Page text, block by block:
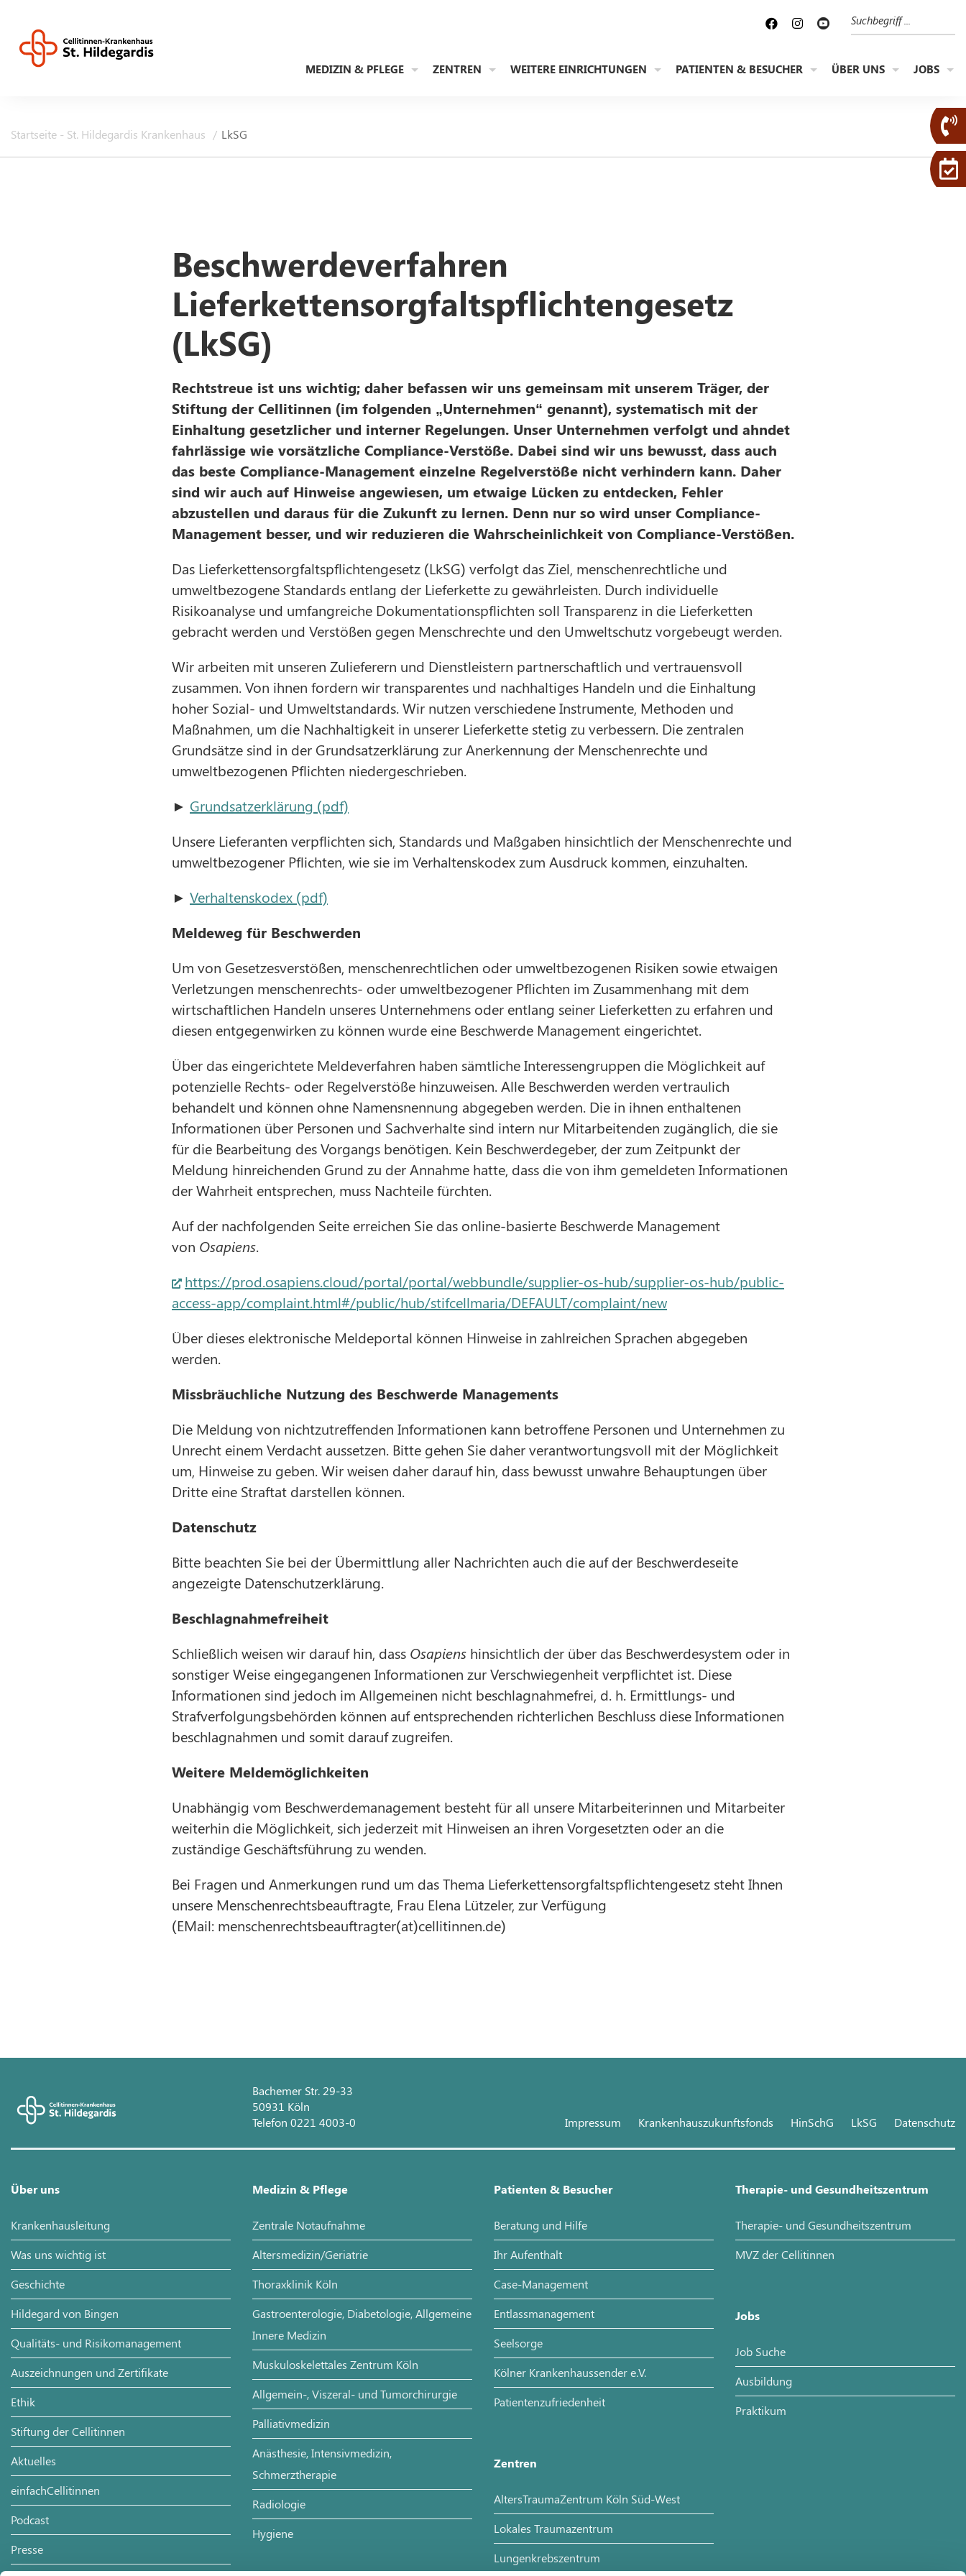
Suche
MEDIZIN & PFLEGE ZENTREN WEITERE EINRICHTUNGEN PATIENTEN & BESUCHER ÜBER UNS JOBS
Startseite - St. Hildegardis Krankenhaus LkSG
Beschwerdeverfahren
Lieferkettensorgfaltspflichtengesetz
(LkSG)
Rechtstreue ist uns wichtig; daher befassen wir uns gemeinsam mit unserem Träger, der
Stiftung der Cellitinnen (im folgenden „Unternehmen“ genannt), systematisch mit der
Einhaltung gesetzlicher und interner Regelungen. Unser Unternehmen verfolgt und ahndet
fahrlässige wie vorsätzliche Compliance-Verstöße. Dabei sind wir uns bewusst, dass auch
das beste Compliance-Management einzelne Regelverstöße nicht verhindern kann. Daher
sind wir auch auf Hinweise angewiesen, um etwaige Lücken zu entdecken, Fehler
abzustellen und daraus für die Zukunft zu lernen. Denn nur so wird unser Compliance-
Management besser, und wir reduzieren die Wahrscheinlichkeit von Compliance-Verstößen.
Das Lieferkettensorgfaltspflichtengesetz (LkSG) verfolgt das Ziel, menschenrechtliche und
umweltbezogene Standards entlang der Lieferkette zu gewährleisten. Durch individuelle
Risikoanalyse und umfangreiche Dokumentationspflichten soll Transparenz in die Lieferketten
gebracht werden und Verstößen gegen Menschrechte und den Umweltschutz vorgebeugt werden.
Wir arbeiten mit unseren Zulieferern und Dienstleistern partnerschaftlich und vertrauensvoll
zusammen. Von ihnen fordern wir transparentes und nachhaltiges Handeln und die Einhaltung
hoher Sozial- und Umweltstandards. Wir nutzen verschiedene Instrumente, Methoden und
Maßnahmen, um die Nachhaltigkeit in unserer Lieferkette stetig zu verbessern. Die zentralen
Grundsätze sind in der Grundsatzerklärung zur Anerkennung der Menschenrechte und
umweltbezogenen Pflichten niedergeschrieben.
► Grundsatzerklärung (pdf)
Unsere Lieferanten verpflichten sich, Standards und Maßgaben hinsichtlich der Menschenrechte und
umweltbezogener Pflichten, wie sie im Verhaltenskodex zum Ausdruck kommen, einzuhalten.
► Verhaltenskodex (pdf)
Meldeweg für Beschwerden
Um von Gesetzesverstößen, menschenrechtlichen oder umweltbezogenen Risiken sowie etwaigen
Verletzungen menschenrechts- oder umweltbezogener Pflichten im Zusammenhang mit dem
wirtschaftlichen Handeln unseres Unternehmens oder entlang seiner Lieferketten zu erfahren und
diesen entgegenwirken zu können wurde eine Beschwerde Management eingerichtet.
Über das eingerichtete Meldeverfahren haben sämtliche Interessengruppen die Möglichkeit auf
potenzielle Rechts- oder Regelverstöße hinzuweisen. Alle Beschwerden werden vertraulich
behandelt und können ohne Namensnennung abgegeben werden. Die in ihnen enthaltenen
Informationen über Personen und Sachverhalte sind intern nur Mitarbeitenden zugänglich, die sie
für die Bearbeitung des Vorgangs benötigen. Kein Beschwerdegeber, der zum Zeitpunkt der
Meldung hinreichenden Grund zu der Annahme hatte, dass die von ihm gemeldeten Informationen
der Wahrheit entsprechen, muss Nachteile fürchten.
Auf der nachfolgenden Seite erreichen Sie das online-basierte Beschwerde Management
von Osapiens.
https://prod.osapiens.cloud/portal/portal/webbundle/supplier-os-hub/supplier-os-hub/public-
access-app/complaint.html#/public/hub/stifcellmaria/DEFAULT/complaint/new
Über dieses elektronische Meldeportal können Hinweise in zahlreichen Sprachen abgegeben
werden.
Missbräuchliche Nutzung des Beschwerde Managements
Die Meldung von nichtzutreffenden Informationen kann betroffene Personen und Unternehmen zu
Unrecht einem Verdacht aussetzen. Bitte gehen Sie daher verantwortungsvoll mit der Möglichkeit
um, Hinweise zu geben. Wir weisen daher darauf hin, dass bewusst unwahre Behauptungen über
Dritte eine Straftat darstellen können.
Datenschutz
Bitte beachten Sie bei der Übermittlung aller Nachrichten auch die auf der Beschwerdeseite
angezeigte Datenschutzerklärung.
Beschlagnahmefreiheit
Schließlich weisen wir darauf hin, dass Osapiens hinsichtlich der über das Beschwerdesystem oder in
sonstiger Weise eingegangenen Informationen zur Verschwiegenheit verpflichtet ist. Diese
Informationen sind jedoch im Allgemeinen nicht beschlagnahmefrei, d. h. Ermittlungs- und
Strafverfolgungsbehörden können auf entsprechenden richterlichen Beschluss diese Informationen
beschlagnahmen und somit darauf zugreifen.
Weitere Meldemöglichkeiten
Unabhängig vom Beschwerdemanagement besteht für all unsere Mitarbeiterinnen und Mitarbeiter
weiterhin die Möglichkeit, sich jederzeit mit Hinweisen an ihren Vorgesetzten oder an die
zuständige Geschäftsführung zu wenden.
Bei Fragen und Anmerkungen rund um das Thema Lieferkettensorgfaltspflichtengesetz steht Ihnen
unsere Menschenrechtsbeauftragte, Frau Elena Lützeler, zur Verfügung
(EMail: menschenrechtsbeauftragter(at)cellitinnen.de)
Bachemer Str. 29-33
50931 Köln
Telefon 0221 4003-0
Impressum Krankenhauszukunftsfonds HinSchG LkSG Datenschutz
Über uns
Krankenhausleitung
Was uns wichtig ist
Geschichte
Hildegard von Bingen
Qualitäts- und Risikomanagement
Auszeichnungen und Zertifikate
Ethik
Stiftung der Cellitinnen
Aktuelles
einfachCellitinnen
Podcast
Presse
Medizin & Pflege
Zentrale Notaufnahme
Altersmedizin/Geriatrie
Thoraxklinik Köln
Gastroenterologie, Diabetologie, Allgemeine
Innere Medizin
Muskuloskelettales Zentrum Köln
Allgemein-, Viszeral- und Tumorchirurgie
Palliativmedizin
Anästhesie, Intensivmedizin,
Schmerztherapie
Radiologie
Hygiene
Patienten & Besucher
Beratung und Hilfe
Ihr Aufenthalt
Case-Management
Entlassmanagement
Seelsorge
Kölner Krankenhaussender e.V.
Patientenzufriedenheit
Zentren
AltersTraumaZentrum Köln Süd-West
Lokales Traumazentrum
Lungenkrebszentrum
Therapie- und Gesundheitszentrum
Therapie- und Gesundheitszentrum
MVZ der Cellitinnen
Jobs
Job Suche
Ausbildung
Praktikum